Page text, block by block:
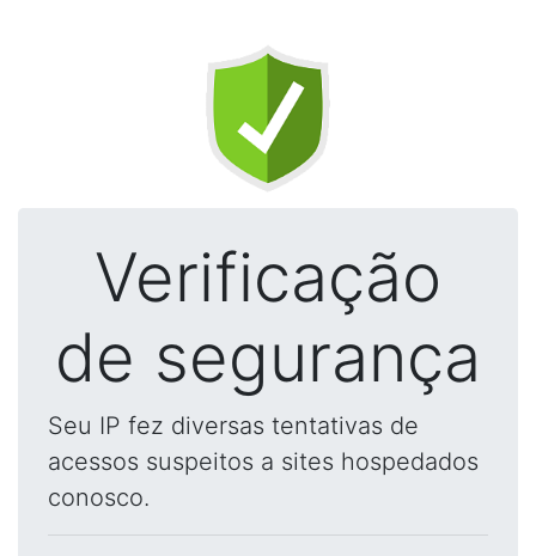
Verificação
de segurança
Seu IP fez diversas tentativas de
acessos suspeitos a sites hospedados
conosco.